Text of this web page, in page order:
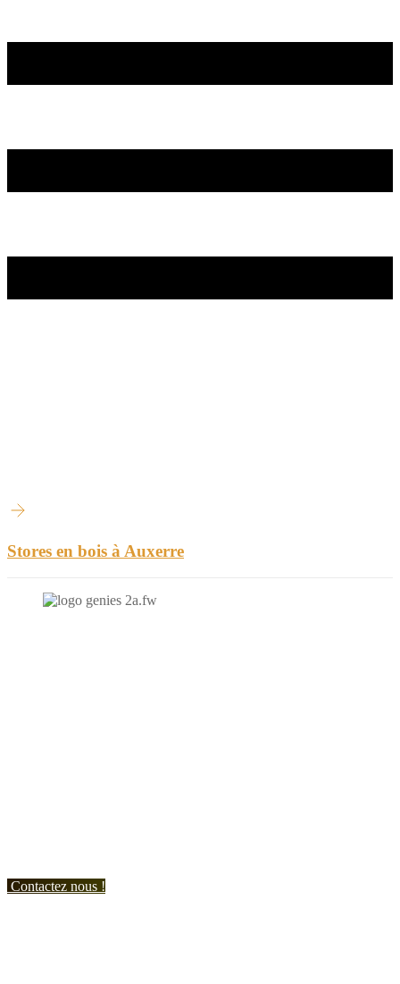
Stores en bois à Auxerre
Contactez nous !